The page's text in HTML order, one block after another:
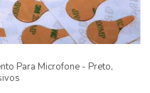
Para Microfone - Preto,